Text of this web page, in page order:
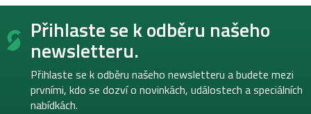
Z
Přihlaste se k odběru našeho
newsletteru.
Přihlaste se k odběru našeho newsletteru a budete mezi
prvními, kdo se dozví o novinkách, událostech a speciálních
nabídkách.